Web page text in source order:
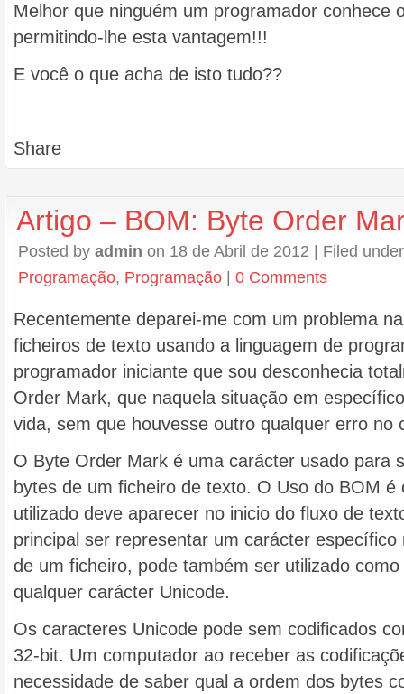
Melhor que ninguém um programador conhece
permitindo-lhe esta vantagem!!!
E você o que acha de isto tudo??
Share
Artigo – BOM: Byte Order
Posted by admin on 18 de Abril de 2012 | Filed
Programação, Programação | 0 Comments
Recentemente deparei-me com um problema
ficheiros de texto usando a linguagem de
programador iniciante que sou desconhecia
Order Mark, que naquela situação em
vida, sem que houvesse outro qualquer erro no
O Byte Order Mark é uma carácter usado para
bytes de um ficheiro de texto. O Uso do BOM é
utilizado deve aparecer no inicio do fluxo de
principal ser representar um carácter
de um ficheiro, pode também ser utilizado
qualquer carácter Unicode.
Os caracteres Unicode pode sem codificados
32-bit. Um computador ao receber as
necessidade de saber qual a ordem dos bytes